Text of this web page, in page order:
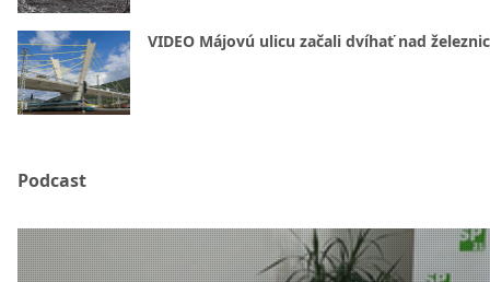
VIDEO Májovú ulicu začali dvíhať nad
Podcast